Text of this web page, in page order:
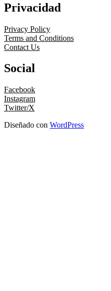
Privacidad
Privacy Policy
Terms and Conditions
Contact Us
Social
Facebook
Instagram
Twitter/X
Diseñado con WordPress